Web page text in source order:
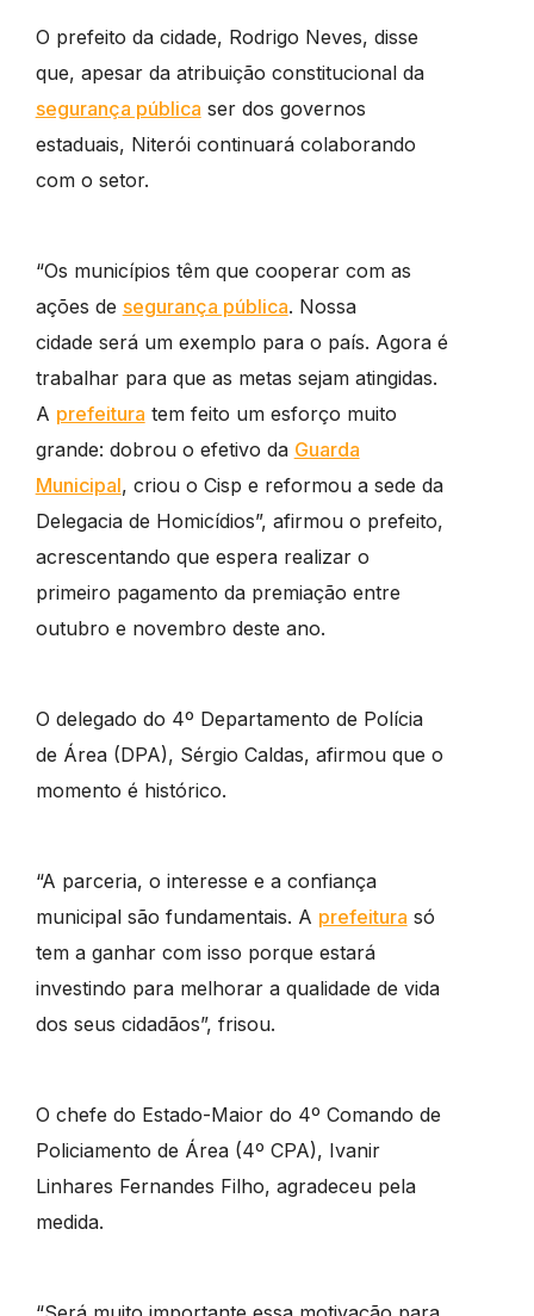
O prefeito da cidade, Rodrigo Neves, disse
que, apesar da atribuição constitucional da
segurança pública ser dos governos
estaduais, Niterói continuará colaborando
com o setor.
“Os municípios têm que cooperar com as
ações de segurança pública. Nossa
cidade será um exemplo para o país. Agora é
trabalhar para que as metas sejam atingidas.
A prefeitura tem feito um esforço muito
grande: dobrou o efetivo da Guarda
Municipal, criou o Cisp e reformou a sede da
Delegacia de Homicídios”, afirmou o prefeito,
acrescentando que espera realizar o
primeiro pagamento da premiação entre
outubro e novembro deste ano.
O delegado do 4º Departamento de Polícia
de Área (DPA), Sérgio Caldas, afirmou que o
momento é histórico.
“A parceria, o interesse e a confiança
municipal são fundamentais. A prefeitura só
tem a ganhar com isso porque estará
investindo para melhorar a qualidade de vida
dos seus cidadãos”, frisou.
O chefe do Estado-Maior do 4º Comando de
Policiamento de Área (4º CPA), Ivanir
Linhares Fernandes Filho, agradeceu pela
medida.